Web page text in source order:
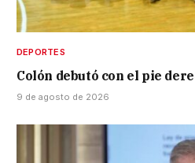
DEPORTES
Colón debutó con el pie
9 de agosto de 2026